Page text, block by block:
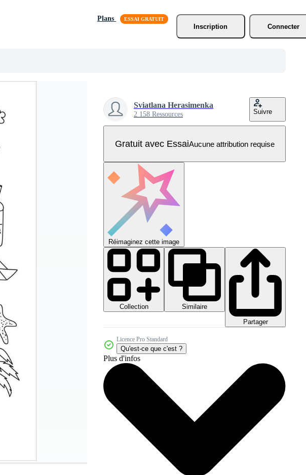
Plans
Inscription
Connecter
Sviatlana Herasimenka
2 158 Ressources Suivre
Gratuit avec EssaiAucune attribution requise
Réimaginez cette image
Collection
Similaire
Partager
Licence Pro Standard
Qu'est-ce que c'est ?
Plus d'infos